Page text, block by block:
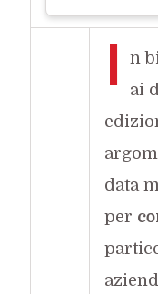
I
n
ai
data
per